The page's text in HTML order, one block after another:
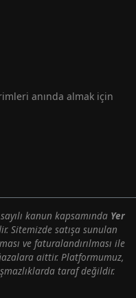
anında almak için
kanun kapsamında Yer
Sitemizde satışa sunulan
ve faturalandırılması ile
aittir. Platformumuz,
taraf değildir.